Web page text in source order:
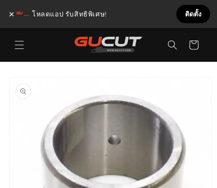
ข้ามไป
ยัง
เนื้อหา
สินค้า
ยังข้อมูล
สินค้า
× โหลดแอป รับสิทธิพิเศษ! ติดตั้ง